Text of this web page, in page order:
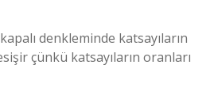
denkleminde katsayıların
çünkü katsayıların oranları